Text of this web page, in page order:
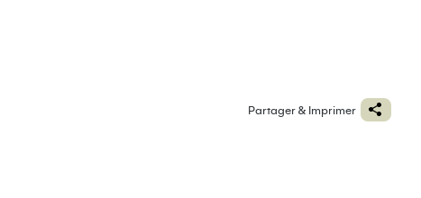
Partager & Imprimer